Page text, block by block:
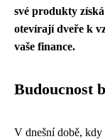
své produkty
otevírají dveře k
vaše finance.
Budoucnost
V dnešní době, kdy